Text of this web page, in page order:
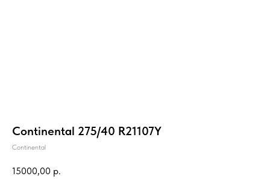
Continental 275/40 R21107Y
Continental
15000,00 р.